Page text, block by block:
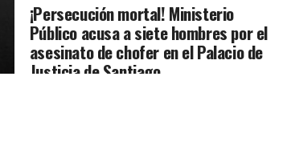
¡Persecución mortal! Ministerio
Público acusa a siete hombres por el
asesinato de chofer en el Palacio de
Justicia de Santiago